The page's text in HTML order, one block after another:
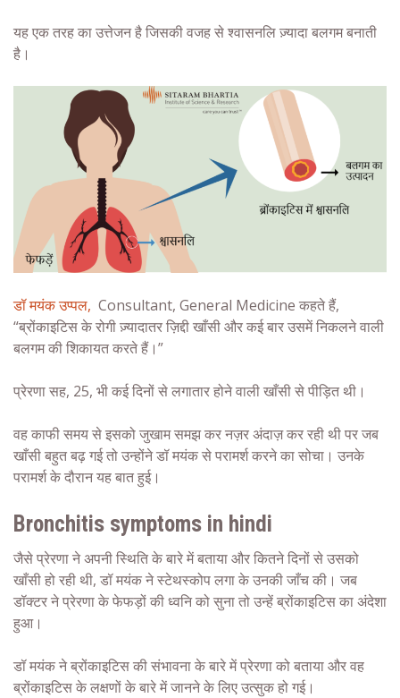
यह एक तरह का उत्तेजन है जिसकी वजह से श्वासनलि ज़्यादा बलगम बनाती
है।
डॉ मयंक उप्पल, Consultant, General Medicine कहते हैं,
“ब्रोंकाइटिस के रोगी ज़्यादातर ज़िद्दी खाँसी और कई बार उसमें निकलने वाली
बलगम की शिकायत करते हैं।”
प्रेरणा सह, 25, भी कई दिनों से लगातार होने वाली खाँसी से पीड़ित थी।
वह काफी समय से इसको जुखाम समझ कर नज़र अंदाज़ कर रही थी पर जब
खाँसी बहुत बढ़ गई तो उन्होंने डॉ मयंक से परामर्श करने का सोचा। उनके
परामर्श के दौरान यह बात हुई।
Bronchitis symptoms in hindi
जैसे प्रेरणा ने अपनी स्थिति के बारे में बताया और कितने दिनों से उसको
खाँसी हो रही थी, डॉ मयंक ने स्टेथस्कोप लगा के उनकी जाँच की। जब
डॉक्टर ने प्रेरणा के फेफड़ों की ध्वनि को सुना तो उन्हें ब्रोंकाइटिस का अंदेशा
हुआ।
डॉ मयंक ने ब्रोंकाइटिस की संभावना के बारे में प्रेरणा को बताया और वह
ब्रोंकाइटिस के लक्षणों के बारे में जानने के लिए उत्सुक हो गई।